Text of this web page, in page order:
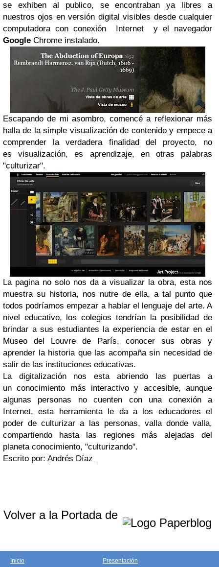
se exhiben al publico, se encontraban ya libres a
nuestros ojos en versión digital visibles desde cualquier
computadora con conexión Internet y el navegador
Google Chrome instalado.
Escapando de mi asombro, comencé a reflexionar más
halla de la simple visualización de contenido y empece a
comprender la verdadera finalidad del proyecto, no
es visualización, es aprendizaje, en otras palabras
"culturizar".
La pagina no solo nos da a visualizar la obra, esta nos
muestra su historia, nos nutre de ella, a tal punto que
todos podríamos empezar a hablar el lenguaje del arte. A
nivel educativo, los colegios tendrían la posibilidad de
brindar a sus estudiantes la experiencia de estar en el
Museo del Louvre de París, conocer sus obras y
aprender la historia que las acompaña sin necesidad de
salir de las instituciones educativas.
La digitalización nos esta abriendo las puertas a
un conocimiento más interactivo y accesible, aunque
algunas personas no cuenten con una conexión a
Internet, esta herramienta le da a los educadores el
poder de culturizar a las personas, valla donde valla,
compartiendo hasta las regiones más alejadas del
planeta conocimiento, "culturizando".
Escrito por: Andrés Díaz
Volver a la Portada de
Inicio
Presentación